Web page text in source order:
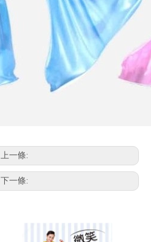
上一條:
下一條: